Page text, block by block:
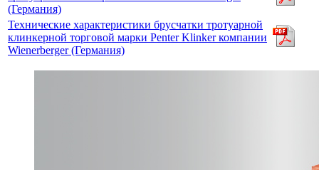
(Германия)
Технические характеристики брусчатки тротуарной
клинкерной торговой марки Penter Klinker компании
Wienerberger (Германия)